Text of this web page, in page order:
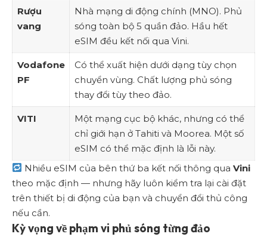
Rượu
vang
Nhà mạng di động chính (MNO). Phủ
sóng toàn bộ 5 quần đảo. Hầu hết
eSIM đều kết nối qua Vini.
Vodafone
PF
Có thể xuất hiện dưới dạng tùy chọn
chuyển vùng. Chất lượng phủ sóng
thay đổi tùy theo đảo.
VITI
Một mạng cục bộ khác, nhưng có thể
chỉ giới hạn ở Tahiti và Moorea. Một số
eSIM có thể mặc định là lỗi này.
Nhiều eSIM của bên thứ ba kết nối thông quaVini
theo mặc định — nhưng hãy luôn kiểm tra lại cài đặt
trên thiết bị di động của bạn và chuyển đổi thủ công
nếu cần.
Kỳ vọng về phạm vi phủ sóng từng đảo